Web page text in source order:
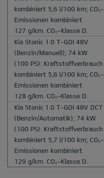
kombiniert 5,6 l/100 km; CO₂-
Emissionen kombiniert
127 g/km. CO₂-Klasse D.
Kia Stonic 1.0 T-GDI 48V
(Benzin/Manuell); 74 kW
(100 PS): Kraftstoffverbrauch
kombiniert 5,6 l/100 km; CO₂-
Emissionen kombiniert
128 g/km. CO₂-Klasse D.
Kia Stonic 1.0 T-GDI 48V DCT
(Benzin/Automatik); 74 kW
(100 PS): Kraftstoffverbrauch
kombiniert 5,7 l/100 km; CO₂-
Emissionen kombiniert
129 g/km. CO₂-Klasse D.